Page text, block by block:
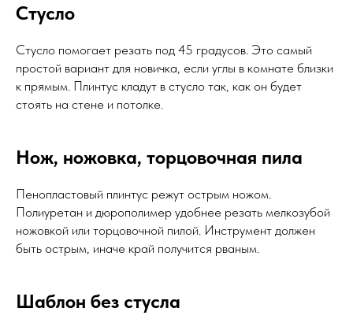
Стусло
Стусло помогает резать под 45 градусов. Это самый
простой вариант для новичка, если углы в комнате близки
к прямым. Плинтус кладут в стусло так, как он будет
стоять на стене и потолке.
Нож, ножовка, торцовочная пила
Пенопластовый плинтус режут острым ножом.
Полиуретан и дюрополимер удобнее резать мелкозубой
ножовкой или торцовочной пилой. Инструмент должен
быть острым, иначе край получится рваным.
Шаблон без стусла